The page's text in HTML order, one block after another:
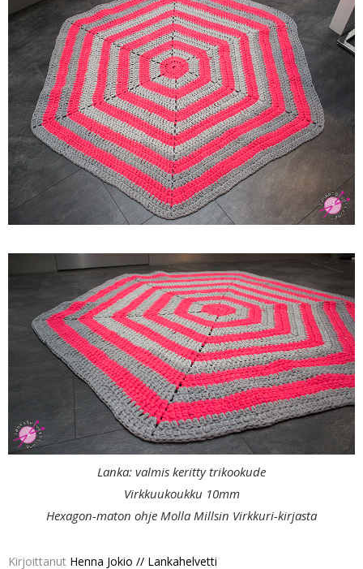
Lanka: valmis keritty trikookude
Virkkuukoukku 10mm
Hexagon-maton ohje Molla Millsin Virkkuri-kirjasta
Kirjoittanut Henna Jokio // Lankahelvetti